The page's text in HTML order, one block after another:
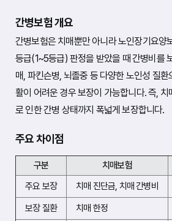
간병보험 개요
간병보험은 치매뿐만 아니라 노인장기요양
등급(1~5등급) 판정을 받았을 때 간병비를
매, 파킨슨병, 뇌졸중 등 다양한 노인성 질
활이 어려운 경우 보장이 가능합니다. 즉,
로 인한 간병 상태까지 폭넓게 보장합니다.
주요 차이점
구분 치매보험
주요 보장
치매 진단금, 치매 간병비
보장 질환
치매 한정